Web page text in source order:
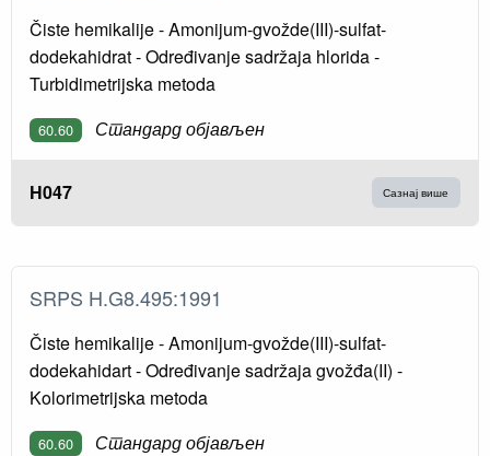
Čiste hemikalije - Amonijum-gvožde(III)-sulfat-
dodekahidrat - Određivanje sadržaja hlorida -
Turbidimetrijska metoda
60.60 Стандард објављен
H047 Сазнај више
SRPS H.G8.495:1991
Čiste hemikalije - Amonijum-gvožde(III)-sulfat-
dodekahidart - Određivanje sadržaja gvožđa(II) -
Kolorimetrijska metoda
60.60 Стандард објављен